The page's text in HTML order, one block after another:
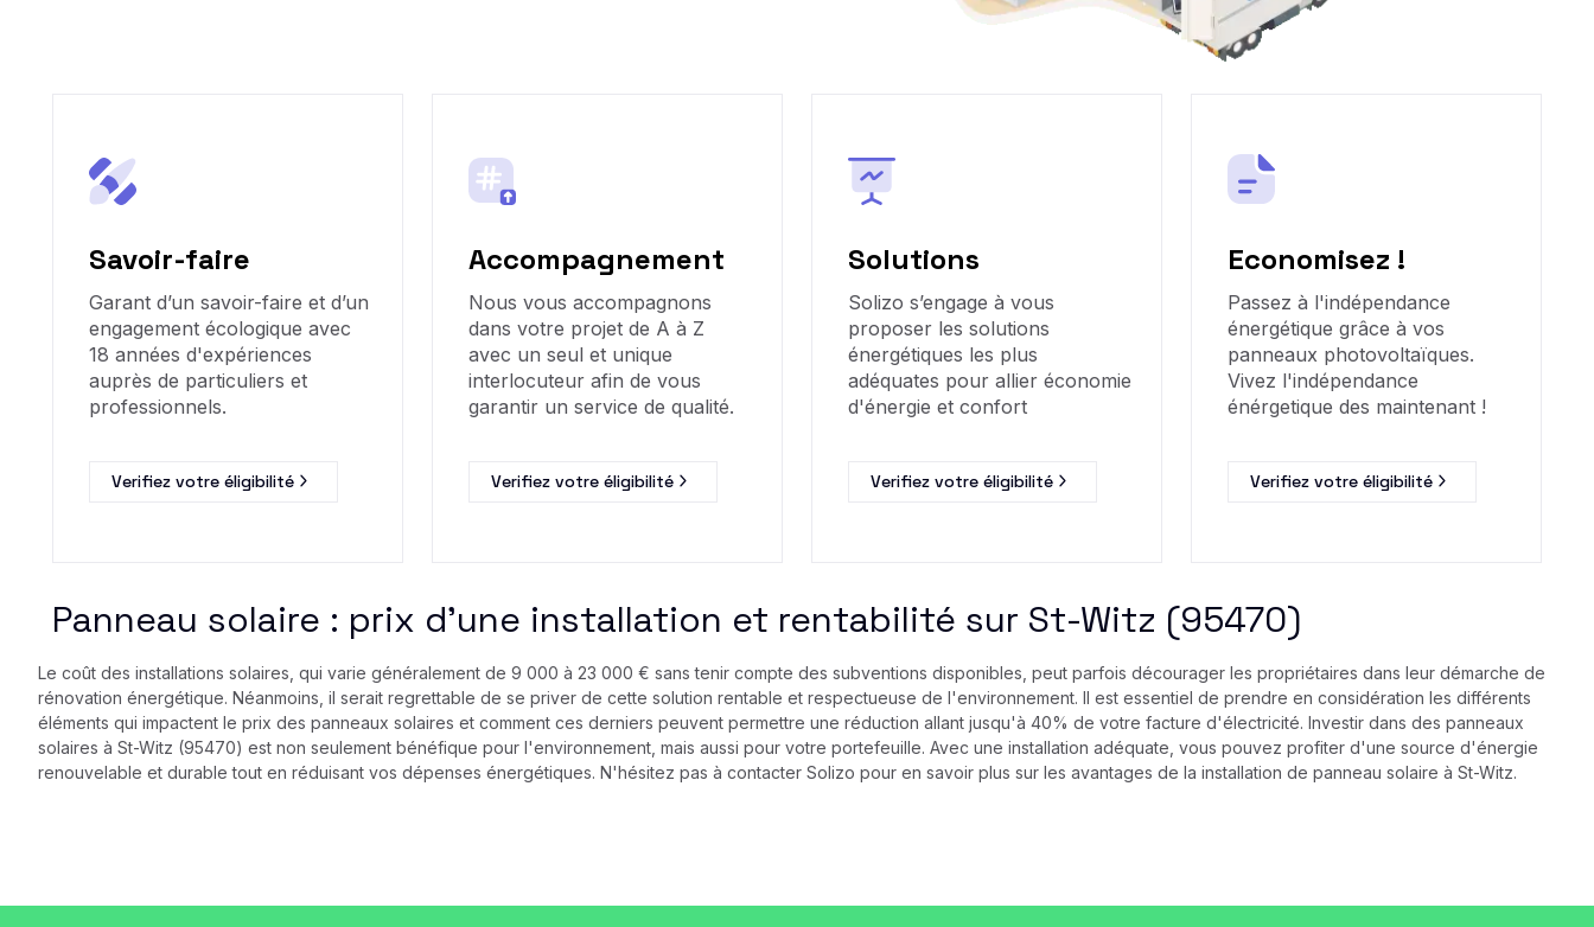
Savoir-faire
Garant d’un savoir-faire et d’un
engagement écologique avec
18 années d'expériences
auprès de particuliers et
professionnels.
Verifiez votre éligibilité
Accompagnement
Nous vous accompagnons
dans votre projet de A à Z
avec un seul et unique
interlocuteur afin de vous
garantir un service de qualité.
Verifiez votre éligibilité
Solutions
Solizo s’engage à vous
proposer les solutions
énergétiques les plus
adéquates pour allier économie
d'énergie et confort
Verifiez votre éligibilité
Economisez !
Passez à l'indépendance
énergétique grâce à vos
panneaux photovoltaïques.
Vivez l'indépendance
énérgetique des maintenant !
Verifiez votre éligibilité
Panneau solaire : prix d’une installation et rentabilité sur St-Witz (95470)
Le coût des installations solaires, qui varie généralement de 9 000 à 23 000 € sans tenir compte des subventions disponibles, peut parfois décourager les propriétaires dans leur démarche de
rénovation énergétique. Néanmoins, il serait regrettable de se priver de cette solution rentable et respectueuse de l'environnement. Il est essentiel de prendre en considération les différents
éléments qui impactent le prix des panneaux solaires et comment ces derniers peuvent permettre une réduction allant jusqu'à 40% de votre facture d'électricité. Investir dans des panneaux
solaires à St-Witz (95470) est non seulement bénéfique pour l'environnement, mais aussi pour votre portefeuille. Avec une installation adéquate, vous pouvez profiter d'une source d'énergie
renouvelable et durable tout en réduisant vos dépenses énergétiques. N'hésitez pas à contacter Solizo pour en savoir plus sur les avantages de la installation de panneau solaire à St-Witz.